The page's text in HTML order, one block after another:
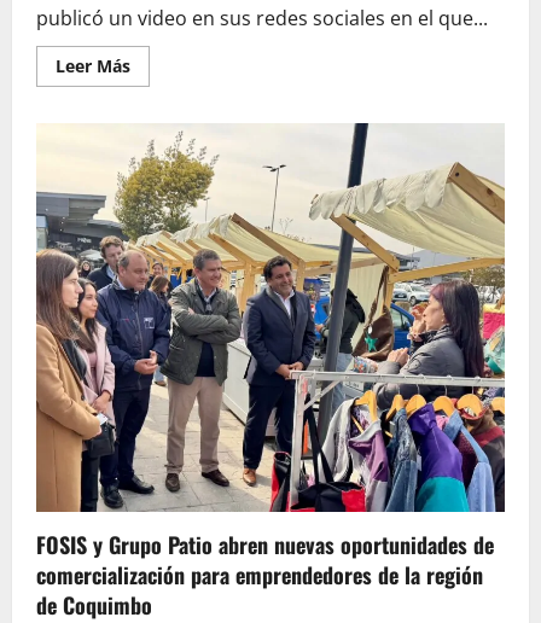
publicó un video en sus redes sociales en el que...
Leer MásLeer
más
Monte
Patria:
Ossandón
dispara
contra
alcalde
Herrera,
“No
tiene
logros
de
los
cuales
hablar”
FOSIS y Grupo Patio abren nuevas oportunidades de
comercialización para emprendedores de la región
de Coquimbo